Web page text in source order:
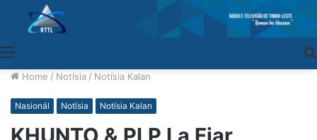
Home / Notísia / Notísia Kalan
Nasionál Notísia Notísia Kalan